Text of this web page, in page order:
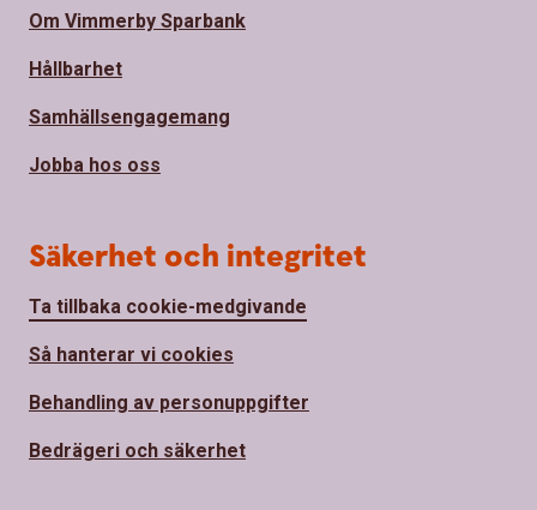
Om Vimmerby Sparbank
Hållbarhet
Samhällsengagemang
Jobba hos oss
Säkerhet och integritet
Ta tillbaka cookie-medgivande
Så hanterar vi cookies
Behandling av personuppgifter
Bedrägeri och säkerhet